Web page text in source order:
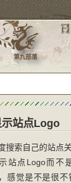
第九部落
示站点Logo
搜索自己的站点
站点Logo而不
感觉是不是很